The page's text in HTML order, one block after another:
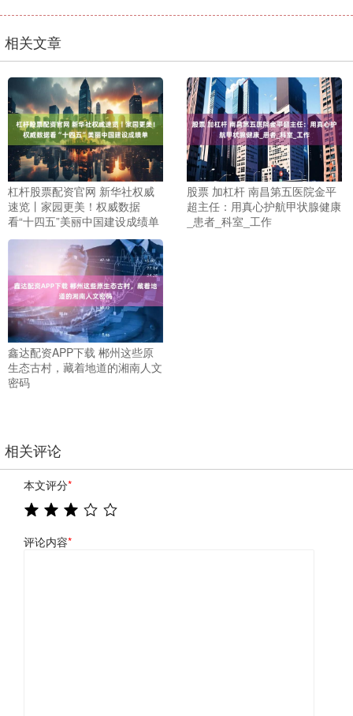
相关文章
杠杆股票配资官网 新华社权威
速览丨家园更美！权威数据
看“十四五”美丽中国建设成绩单
股票 加杠杆 南昌第五医院金平
超主任：用真心护航甲状腺健康
_患者_科室_工作
鑫达配资APP下载 郴州这些原
生态古村，藏着地道的湘南人文
密码
相关评论
本文评分*
评论内容*